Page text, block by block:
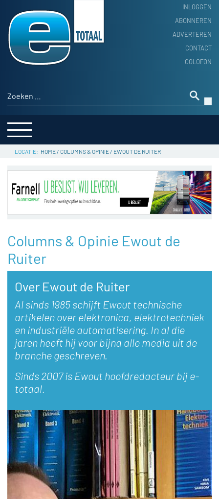
INLOGGEN
ABONNEREN
ADVERTEREN
CONTACT
COLOFON
Zoeken naar:
HOME
PRODUCTNIEUWS
ACHTERGROND
THEMA’S
SERVICE
HOME/ COLUMNS & OPINIE/ EWOUT DE RUITER
Columns & Opinie Ewout de
Ruiter
Over Ewout de Ruiter
Al sinds 1985 schijft Ewout technische
artikelen over elektronica, elektrotechniek
en industriële automatisering. In al die
jaren heeft hij voor bijna alle media uit de
branche geschreven.
Sinds 2007 is Ewout hoofdredacteur bij e-
totaal.